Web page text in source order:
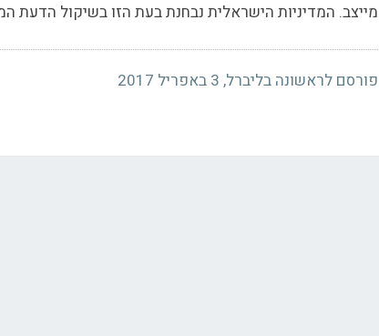
מייצב. המדיניות הישראלית נבחנת בעת הזו בשיקול הדעת
פורסם לראשונה בליברל, 3 באפריל 2017